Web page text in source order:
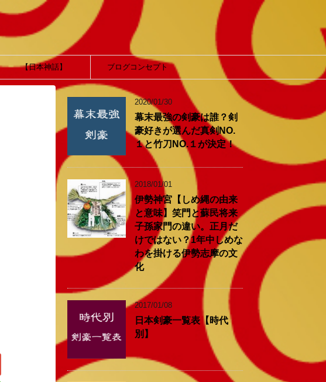
【日本神話】 ブログコンセプト
2020/01/30
幕末最強の剣豪は誰？剣
豪好きが選んだ真剣NO.
１と竹刀NO.１が決定！
2018/01/01
伊勢神宮【しめ縄の由来
と意味】笑門と蘇民将来
子孫家門の違い。正月だ
けではない？1年中しめな
わを掛ける伊勢志摩の文
化
2017/01/08
日本剣豪一覧表【時代
別】